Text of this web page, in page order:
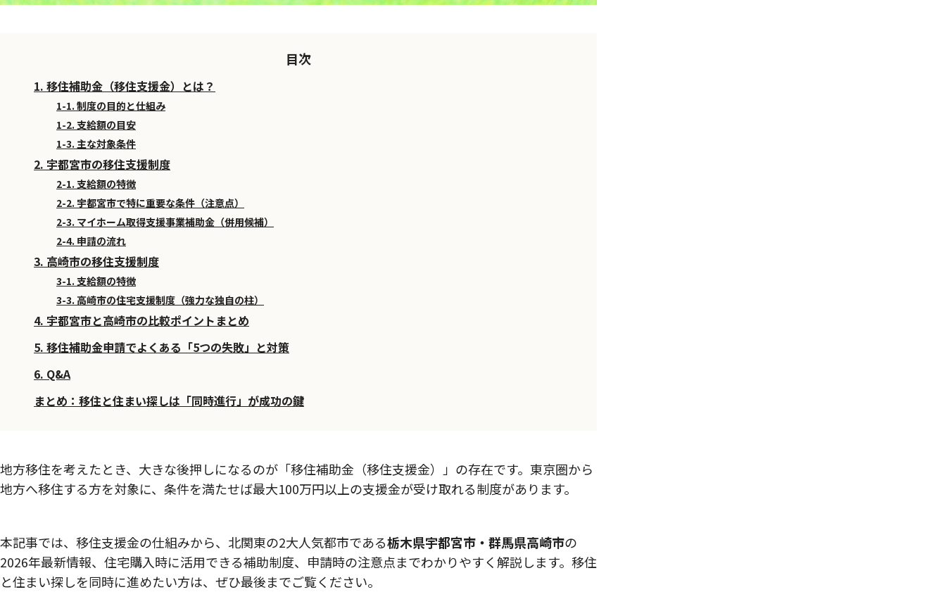
目次
1. 移住補助金（移住支援金）とは？
1-1. 制度の目的と仕組み
1-2. 支給額の目安
1-3. 主な対象条件
2. 宇都宮市の移住支援制度
2-1. 支給額の特徴
2-2. 宇都宮市で特に重要な条件（注意点）
2-3. マイホーム取得支援事業補助金（併用候補）
2-4. 申請の流れ
3. 高崎市の移住支援制度
3-1. 支給額の特徴
3-3. 高崎市の住宅支援制度（強力な独自の柱）
4. 宇都宮市と高崎市の比較ポイントまとめ
5. 移住補助金申請でよくある「5つの失敗」と対策
6. Q&A
まとめ：移住と住まい探しは「同時進行」が成功の鍵
地方移住を考えたとき、大きな後押しになるのが「移住補助金（移住支援金）」の存在です。東京圏から
地方へ移住する方を対象に、条件を満たせば最大100万円以上の支援金が受け取れる制度があります。
本記事では、移住支援金の仕組みから、北関東の2大人気都市である栃木県宇都宮市・群馬県高崎市の
2026年最新情報、住宅購入時に活用できる補助制度、申請時の注意点までわかりやすく解説します。移住
と住まい探しを同時に進めたい方は、ぜひ最後までご覧ください。